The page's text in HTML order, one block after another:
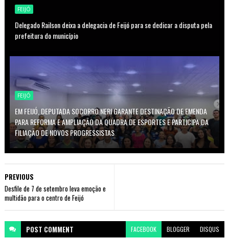
FEIJÓ
Delegado Railson deixa a delegacia de Feijó para se dedicar a disputa pela
prefeitura do município
FEIJÓ
EM FEIJÓ, DEPUTADA SOCORRO NERI GARANTE DESTINAÇÃO DE EMENDA
PARA REFORMA E AMPLIAÇÃO DA QUADRA DE ESPORTES E PARTICIPA DA
FILIAÇÃO DE NOVOS PROGRESSISTAS
PREVIOUS
Desfile de 7 de setembro leva emoção e
multidão para o centro de Feijó
POST COMMENT FACEBOOK BLOGGER DISQUS